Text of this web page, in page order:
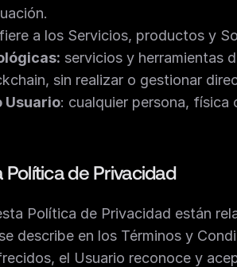
a los Servicios, productos y
servicios y herramientas
sin realizar o gestionar
Usuario: cualquier persona, física
de Privacidad
describe en los Términos y
el Usuario reconoce y